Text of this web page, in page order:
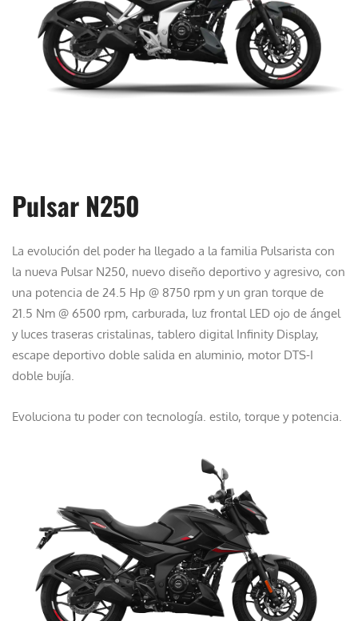
Pulsar N250
La evolución del poder ha llegado a la familia Pulsarista con
la nueva Pulsar N250, nuevo diseño deportivo y agresivo, con
una potencia de 24.5 Hp @ 8750 rpm y un gran torque de
21.5 Nm @ 6500 rpm, carburada, luz frontal LED ojo de ángel
y luces traseras cristalinas, tablero digital Infinity Display,
escape deportivo doble salida en aluminio, motor DTS-I
doble bujía.
Evoluciona tu poder con tecnología. estilo, torque y potencia.